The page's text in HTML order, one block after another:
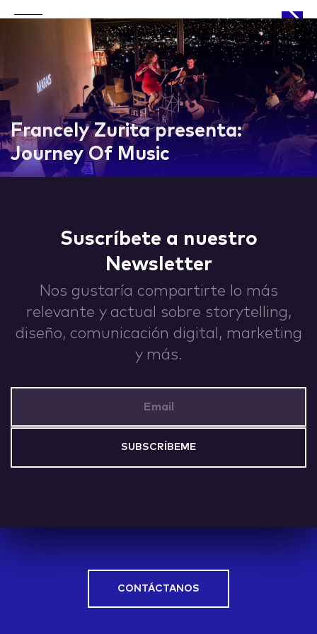
Francely Zurita presenta:
Journey Of Music
Suscríbete a nuestro
Newsletter
Nos gustaría compartirte lo más
relevante y actual sobre storytelling,
diseño, comunicación digital, marketing
y más.
CONTÁCTANOS
APPROACH
WORKS
CONTACT